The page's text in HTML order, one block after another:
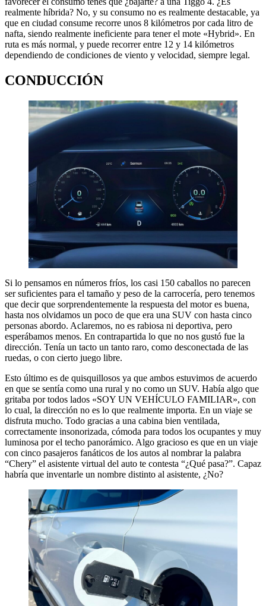
realmente híbrida? No, y su consumo no es realmente destacable, ya
que en ciudad consume recorre unos 8 kilómetros por cada litro de
nafta, siendo realmente ineficiente para tener el mote «Hybrid». En
ruta es más normal, y puede recorrer entre 12 y 14 kilómetros
dependiendo de condiciones de viento y velocidad, siempre legal.
CONDUCCIÓN
Si lo pensamos en números fríos, los casi 150 caballos no parecen
ser suficientes para el tamaño y peso de la carrocería, pero tenemos
que decir que sorprendentemente la respuesta del motor es buena,
hasta nos olvidamos un poco de que era una SUV con hasta cinco
personas abordo. Aclaremos, no es rabiosa ni deportiva, pero
esperábamos menos. En contrapartida lo que no nos gustó fue la
dirección. Tenía un tacto un tanto raro, como desconectada de las
ruedas, o con cierto juego libre.
Esto último es de quisquillosos ya que ambos estuvimos de acuerdo
en que se sentía como una rural y no como un SUV. Había algo que
gritaba por todos lados «SOY UN VEHÍCULO FAMILIAR», con
lo cual, la dirección no es lo que realmente importa. En un viaje se
disfruta mucho. Todo gracias a una cabina bien ventilada,
correctamente insonorizada, cómoda para todos los ocupantes y muy
luminosa por el techo panorámico. Algo gracioso es que en un viaje
con cinco pasajeros fanáticos de los autos al nombrar la palabra
“Chery” el asistente virtual del auto te contesta “¿Qué pasa?”. Capaz
habría que inventarle un nombre distinto al asistente, ¿No?